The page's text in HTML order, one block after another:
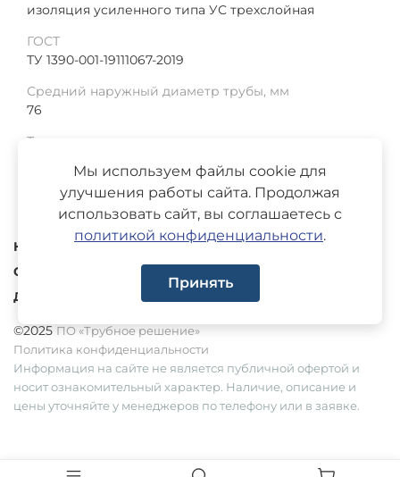
изоляция усиленного типа УС трехслойная
ГОСТ
ТУ 1390-001-19111067-2019
Средний наружный диаметр трубы, мм
76
Толщина изоляции, мм
Каталог
О компании
Доставка
©2025 ПО «Трубное решение»
Политика конфиденциальности
Информация на сайте не является публичной офертой и
носит ознакомительный характер. Наличие, описание и
цены уточняйте у менеджеров по телефону или в заявке.
Мы используем файлы cookie для
улучшения работы сайта. Продолжая
использовать сайт, вы соглашаетесь с
политикой конфиденциальности.
Принять